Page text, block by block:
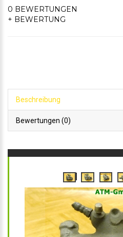
0 BEWERTUNGEN
+ BEWERTUNG
Beschreibung
Bewertungen (0)